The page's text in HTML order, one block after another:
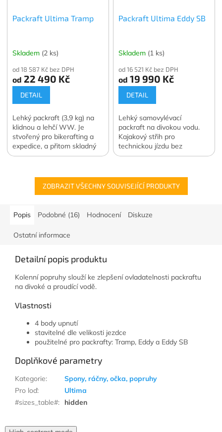
Packraft Ultima Tramp
Skladem (2 ks)
od 18 587 Kč bez DPH
od 22 490 Kč
DETAIL
Lehký packraft (3,9 kg) na
klidnou a lehčí WW. Je
stvořený pro bikerafting a
expedice, a přitom skladný
do batohu.
Packraft Ultima Eddy SB
Skladem (1 ks)
od 16 521 Kč bez DPH
od 19 990 Kč
DETAIL
Lehký samovylévací
packraft na divokou vodu.
Kajakový střih pro
technickou jízdu bez
nutnosti špricdeky.
ZOBRAZIT VŠECHNY SOUVISEJÍCÍ PRODUKTY
Popis Podobné (16) Hodnocení Diskuze
Ostatní informace
Detailní popis produktu
Kolenní popruhy slouží ke zlepšení ovladatelnosti packraftu
na divoké a proudící vodě.
Vlastnosti
4 body upnutí
stavitelné dle velikosti jezdce
použitelné pro packrafty: Tramp, Eddy a Eddy SB
Doplňkové parametry
Kategorie:
Spony, ráčny, očka, popruhy
Pro loď:
Ultima
#sizes_table#: hidden